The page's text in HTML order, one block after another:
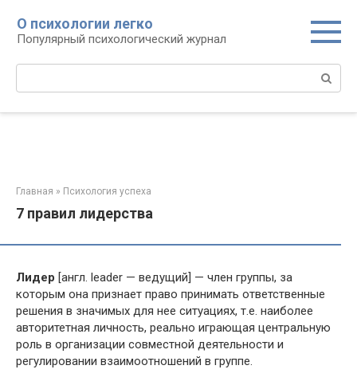
контенту
О психологии легко
Популярный психологический журнал
Главная » Психология успеха
7 правил лидерства
Лидер [англ. leader — ведущий] — член группы, за
которым она признает право принимать ответственные
решения в значимых для нее ситуациях, т.е. наиболее
авторитетная личность, реально играющая центральную
роль в организации совместной деятельности и
регулировании взаимоотношений в группе.